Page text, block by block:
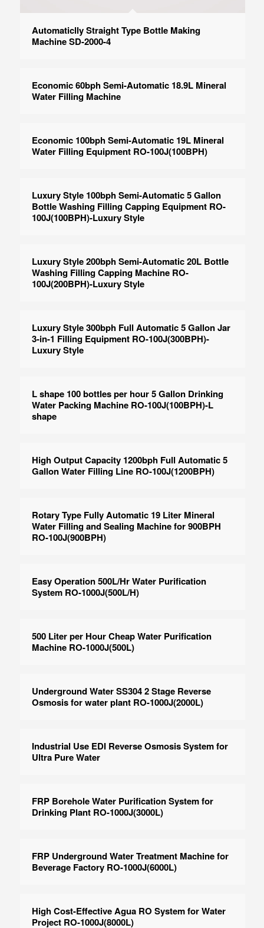
Automaticlly Straight Type Bottle Making
Machine SD-2000-4
Economic 60bph Semi-Automatic 18.9L Mineral
Water Filling Machine
Economic 100bph Semi-Automatic 19L Mineral
Water Filling Equipment RO-100J(100BPH)
Luxury Style 100bph Semi-Automatic 5 Gallon
Bottle Washing Filling Capping Equipment RO-
100J(100BPH)-Luxury Style
Luxury Style 200bph Semi-Automatic 20L Bottle
Washing Filling Capping Machine RO-
100J(200BPH)-Luxury Style
Luxury Style 300bph Full Automatic 5 Gallon Jar
3-in-1 Filling Equipment RO-100J(300BPH)-
Luxury Style
L shape 100 bottles per hour 5 Gallon Drinking
Water Packing Machine RO-100J(100BPH)-L
shape
High Output Capacity 1200bph Full Automatic 5
Gallon Water Filling Line RO-100J(1200BPH)
Rotary Type Fully Automatic 19 Liter Mineral
Water Filling and Sealing Machine for 900BPH
RO-100J(900BPH)
Easy Operation 500L/Hr Water Purification
System RO-1000J(500L/H)
500 Liter per Hour Cheap Water Purification
Machine RO-1000J(500L)
Underground Water SS304 2 Stage Reverse
Osmosis for water plant RO-1000J(2000L)
Industrial Use EDI Reverse Osmosis System for
Ultra Pure Water
FRP Borehole Water Purification System for
Drinking Plant RO-1000J(3000L)
FRP Underground Water Treatment Machine for
Beverage Factory RO-1000J(6000L)
High Cost-Effective Agua RO System for Water
Project RO-1000J(8000L)